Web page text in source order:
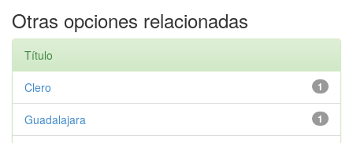
Otras opciones relacionadas
Título
1
Clero
1
Guadalajara